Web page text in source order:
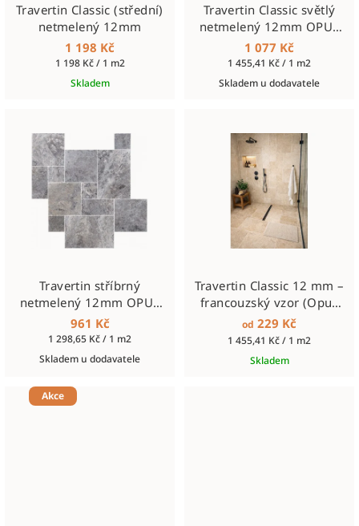
Travertin Classic (střední)
netmelený 12mm
1 198 Kč
Měrná
cena:
1 198 Kč / 1 m2
Skladem
Travertin Classic světlý
netmelený 12mm OPUS
SET
1 077 Kč
Měrná
cena:
1 455,41 Kč / 1 m2
Skladem u dodavatele
Travertin stříbrný
netmelený 12mm OPUS
SET
961 Kč
Měrná
cena:
1 298,65 Kč / 1 m2
Skladem u dodavatele
Travertin Classic 12 mm –
francouzský vzor (Opus
Pattern)
od 229 Kč
Měrná
cena:
1 455,41 Kč / 1 m2
Skladem
Akce